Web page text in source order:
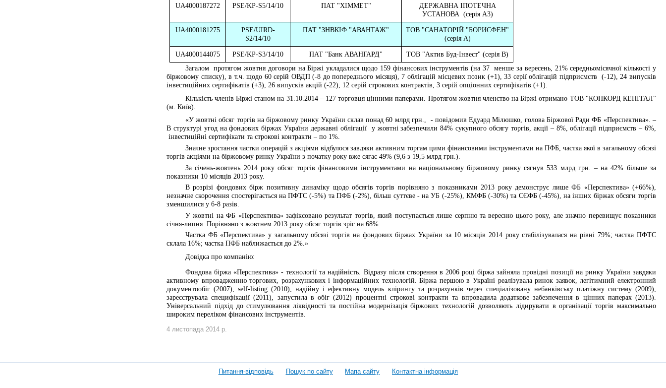
UA4000187272 PSE/KP-S5/14/10 ПАТ "ХІММЕТ"
ДЕРЖАВНА ІПОТЕЧНА
УСТАНОВА (серія A3)
UA4000181275
PSE/UIRD-
S2/14/10
ПАТ "ЗНВКІФ "АВАНТАЖ"
ТОВ "САНАТОРІЙ "БОРИСФЕН"
(серія A)
UA4000144075 PSE/KP-S3/14/10 ПАТ "Банк АВАНГАРД" ТОВ "Актив Буд-Інвест" (серіяB)
Загалом протягом жовтня договори на Біржі укладалися щодо 159 фінансових інструментів (на 37
менше за вересень, 21% середньомісячної кількості у
біржовому списку), в т.ч. щодо 60 серій ОВДП (-8 до попереднього місяця), 7 облігацій місцевихпозик (+1), 33 серії облігацій підприємств
(-12), 24 випусків
інвестиційних сертифікатів (+3), 26 випусків акцій (-22), 12 серій строкових контрактів, 3 серій опціонних сертифікатів (+1).
Кількість членів Біржі станом на 31.10.2014 – 127 торговця цінними паперами. Протягом жовтня членство на Біржі отримано ТОВ "КОНКОРД КЕПІТАЛ"
(м. Київ).
«У жовтні обсяг торгів на біржовому ринку України склав понад 60 млрд грн.,
- повідомив Едуард Мілюшко, голова Біржової Ради ФБ «Перспектива». –
В структурі угод на фондових біржах України державні облігації
у жовтні забезпечили 84% сукупного обсягу торгів, акції – 8%, облігації підприємств – 6%,
інвестиційні сертифікати та строкові контракти – по 1%.
Значне зростання частки операцій з акціями відбулося завдяки активним торгам цими фінансовими інструментами на ПФБ, частка якої в загальному обсязі
торгів акціями на біржовому ринку України з початку року вже сягає 49% (9,6 з 19,5 млрд грн.).
За січень-жовтень 2014 року обсяг торгів фінансовими інструментами на національному біржовому ринку сягнув 533 млрд грн. – на 42% більше за
показники 10 місяців 2013 року.
В розрізі фондових бірж позитивну динаміку щодо обсягів торгів порівняно з показниками 2013 року демонструє лише ФБ «Перспектива» (+66%),
незначне скорочення спостерігається на ПФТС (-5%) та ПФБ (-2%), більш суттєве - на УБ (-25%), КМФБ (-30%) та СЄФБ (-45%), на інших біржах обсяги торгів
зменшилися у 6-8 разів.
У жовтні на ФБ «Перспектива» зафіксовано результат торгів, який поступається лише серпню та вересню цього року, але значно перевищує показники
січня-липня. Порівняно з жовтнем 2013 року обсяг торгів зріс на 68%.
Частка ФБ «Перспектива» у загальному обсязі торгів на фондових біржах України за 10 місяців 2014 року стабілізувалася на рівні 79%; частка ПФТС
склала 16%; частка ПФБ наближається до 2%.»
Довідка про компанію:
Фондова біржа «Перспектива» - технології та надійність. Відразу після створення в 2006 році біржа зайняла провідні позиції на ринку України завдяки
активному впровадженню торгових, розрахункових і інформаційних технологій. Біржа першою в Україні реалізувала ринок заявок, легітимний електронний
документообіг (2007), self-listing (2010), надійну і ефективну модель клірингу та розрахунків через спеціалізовану небанківську платіжну систему (2009),
зареєструвала специфікації (2011), запустила в обіг (2012) процентні строкові контракти та впровадила додаткове забезпечення в цінних паперах (2013).
Універсальний підхід до стимулювання ліквідності та постійна модернізація біржових технологій дозволяють лідирувати в організації торгів максимально
широким переліком фінансових інструментів.
4 листопада 2014 р.
Питання-відповідь Пошук по сайту Мапа сайту Контактна інформація